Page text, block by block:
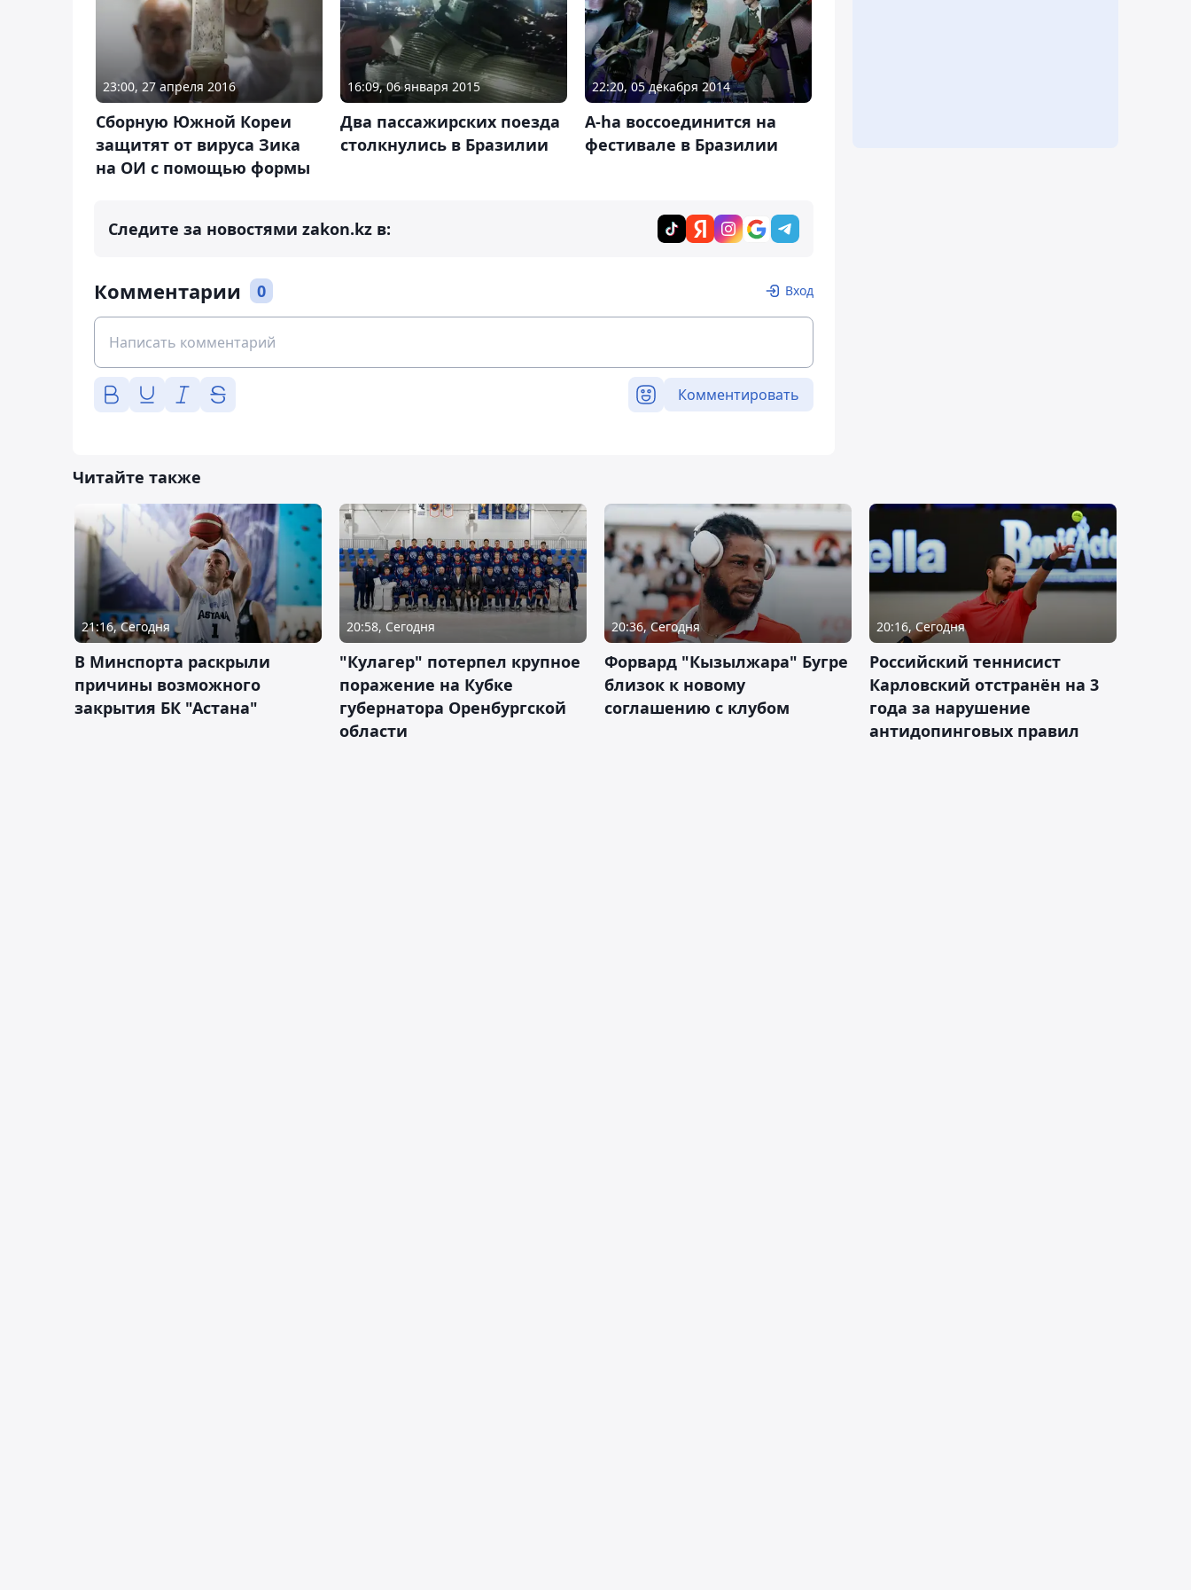
23:00, 27 апреля 2016
Сборную Южной Кореи
защитят от вируса Зика
на ОИ с помощью формы
16:09, 06 января 2015
Два пассажирских поезда
столкнулись в Бразилии
22:20, 05 декабря 2014
A-ha воссоединится на
фестивале в Бразилии
Следите за новостями zakon.kz в:
Комментарии 0 Вход
Комментировать
Читайте также
21:16, Сегодня
В Минспорта раскрыли
причины возможного
закрытия БК "Астана"
20:58, Сегодня
"Кулагер" потерпел крупное
поражение на Кубке
губернатора Оренбургской
области
20:36, Сегодня
Форвард "Кызылжара" Бугре
близок к новому
соглашению с клубом
20:16, Сегодня
Российский теннисист
Карловский отстранён на 3
года за нарушение
антидопинговых правил